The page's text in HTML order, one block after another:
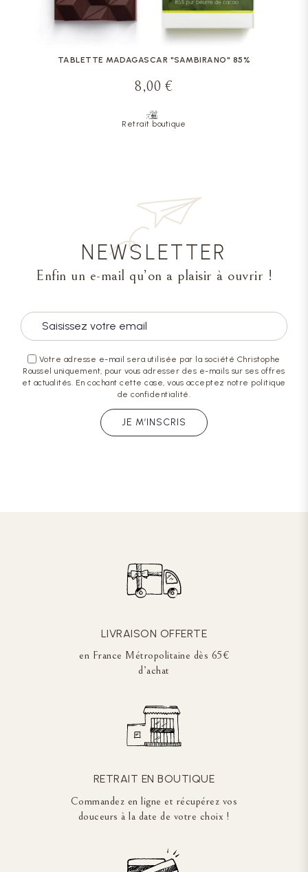
TABLETTE MADAGASCAR "SAMBIRANO" 85%
8,00 €
Retrait boutique
NEWSLETTER
Enfin un e-mail qu’on a plaisir à ouvrir !
Votre adresse e-mail sera utilisée par la société Christophe
Roussel uniquement, pour vous adresser des e-mails sur ses offres
et actualités. En cochant cette case, vous acceptez notre politique
de confidentialité.
JE M’INSCRIS
LIVRAISON OFFERTE
en France Métropolitaine dès 65€
d’achat
RETRAIT EN BOUTIQUE
Commandez en ligne et récupérez vos
douceurs à la date de votre choix !